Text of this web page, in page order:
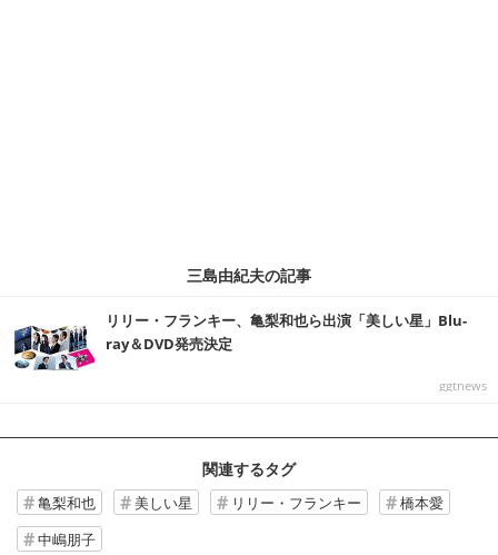
三島由紀夫の記事
リリー・フランキー、亀梨和也ら出演「美しい星」Blu-
ray＆DVD発売決定
ggtnews
関連するタグ
亀梨和也 美しい星 リリー・フランキー
橋本愛
中嶋朋子